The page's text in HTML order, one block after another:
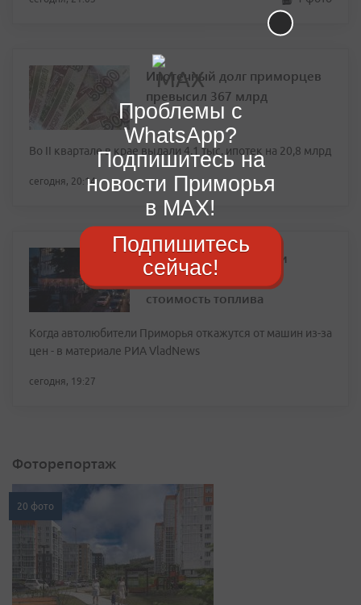
Ипотечный долг приморцев
превысил 367 млрд
Во II квартале в крае выдали 4,1 тыс. ипотек на 20,8 млрд
сегодня, 20:14
Приморские водители
назвали предельную
стоимость топлива
Когда автолюбители Приморья откажутся от машин из-за
цен - в материале РИА VladNews
сегодня, 19:27
Фоторепортаж
20 фото
Проблемы с
WhatsApp?
Подпишитесь на
новости Приморья
в MAX!
Подпишитесь
сейчас!